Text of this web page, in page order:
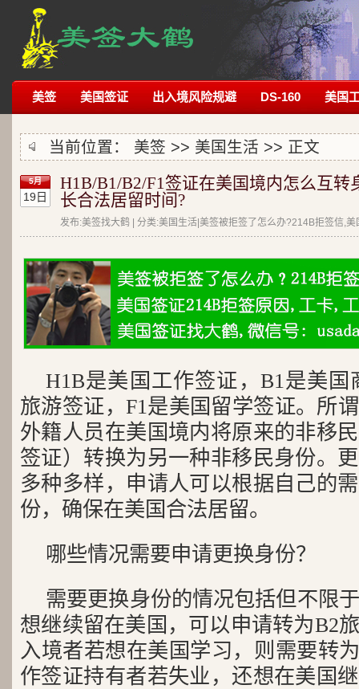
美签 美国签证 出入境风险规避 DS-160 美国
当前位置： 美签 >> 美国生活 >> 正文
5月
19日
H1B/B1/B2/F1签证在美国境内怎么互转
长合法居留时间?
发布:美签找大鹤 | 分类:美国生活|美签被拒签了怎么办?214B拒签信,
H1B是美国工作签证，B1是美
旅游签证，F1是美国留学签证。所
外籍人员在美国境内将原来的非移
签证）转换为另一种非移民身份。
多种多样，申请人可以根据自己的
份，确保在美国合法居留。
哪些情况需要申请更换身份？
需要更换身份的情况包括但不限
想继续留在美国，可以申请转为B2
入境者若想在美国学习，则需要转
作签证持有者若失业，还想在美国